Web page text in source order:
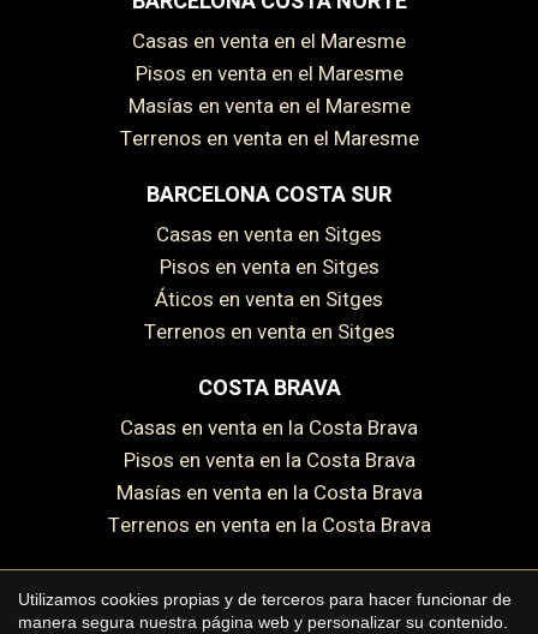
Casas en venta en el Maresme
Pisos en venta en el Maresme
Masías en venta en el Maresme
Terrenos en venta en el Maresme
BARCELONA COSTA SUR
Casas en venta en Sitges
Pisos en venta en Sitges
Áticos en venta en Sitges
Terrenos en venta en Sitges
COSTA BRAVA
Casas en venta en la Costa Brava
Pisos en venta en la Costa Brava
Masías en venta en la Costa Brava
Terrenos en venta en la Costa Brava
Utilizamos cookies propias y de terceros para hacer funcionar de
manera segura nuestra página web y personalizar su contenido.